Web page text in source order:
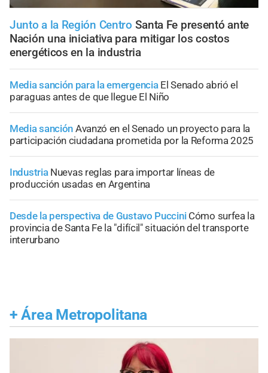
Junto a la Región Centro Santa Fe presentó ante
Nación una iniciativa para mitigar los costos
energéticos en la industria
Media sanción para la emergencia El Senado abrió el
paraguas antes de que llegue El Niño
Media sanción Avanzó en el Senado un proyecto para la
participación ciudadana prometida por la Reforma 2025
Industria Nuevas reglas para importar líneas de
producción usadas en Argentina
Desde la perspectiva de Gustavo Puccini Cómo surfea la
provincia de Santa Fe la "difícil" situación del transporte
interurbano
+ Área Metropolitana